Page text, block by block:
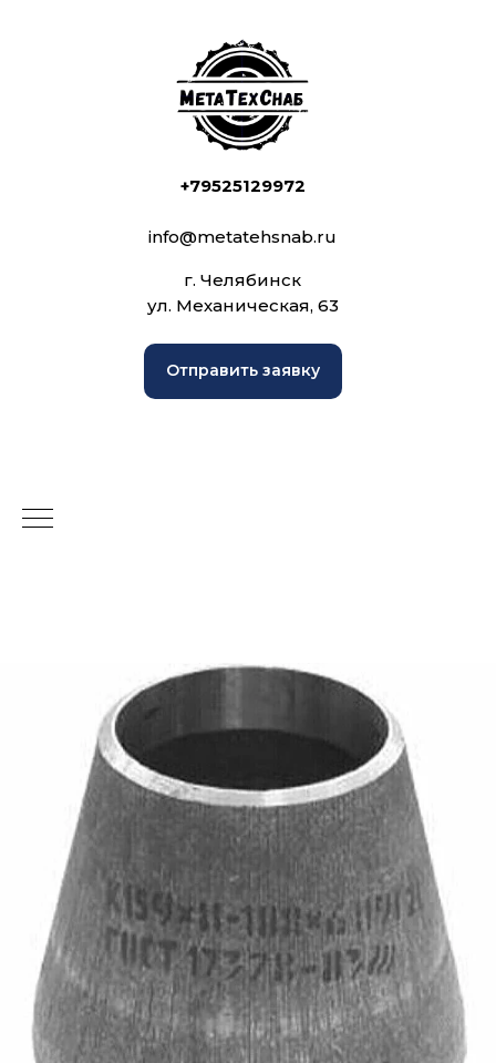
+79525129972
info@metatehsnab.ru
г. Челябинск
ул. Механическая, 63
Отправить заявку